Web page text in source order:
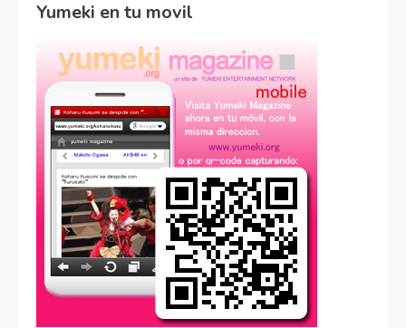
Yumeki en tu movil